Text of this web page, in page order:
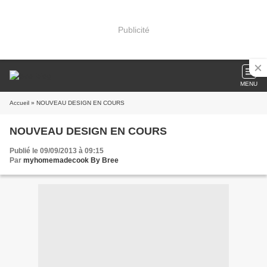
Publicité
MENU
Accueil » NOUVEAU DESIGN EN COURS
NOUVEAU DESIGN EN COURS
Publié le 09/09/2013 à 09:15
Par myhomemadecook By Bree